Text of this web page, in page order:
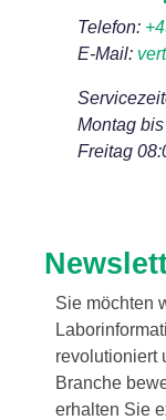
Telefon:
E-Mail:
Montag
Freitag
Sie möchten
revolutioniert
Branche
erhalten Sie